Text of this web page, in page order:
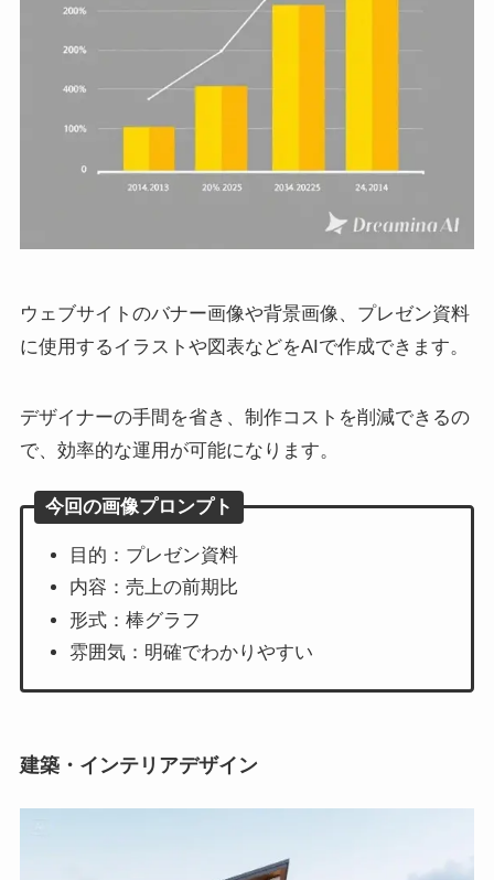
ウェブサイトのバナー画像や背景画像、プレゼン資料
に使用するイラストや図表などをAIで作成できます。
デザイナーの手間を省き、制作コストを削減できるの
で、効率的な運用が可能になります。
今回の画像プロンプト
目的：プレゼン資料
内容：売上の前期比
形式：棒グラフ
雰囲気：明確でわかりやすい
建築・インテリアデザイン